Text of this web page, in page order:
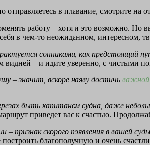
отправляетесь в плавание, смотрите
работу – хотя и это возможно.
в чем-то неожиданном, интересном,
сонниками, как предстоящий
видней – и идите уверенно, с чистыми
– значит, вскоре наяву достичь важной
быть капитаном судна, даже
приведет вас к счастью.
– признак скорого появления в вашей
благополучную и очень